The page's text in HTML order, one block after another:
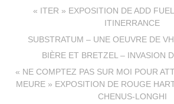
« ITER » EXPOSITION DE ADD
ITINERRANCE
SUBSTRATUM – UNE OEUVRE DE
BIÈRE ET BRETZEL – INVASION
« NE COMPTEZ PAS SUR MOI POUR
MEURE » EXPOSITION DE ROUGE
CHENUS-LONGHI